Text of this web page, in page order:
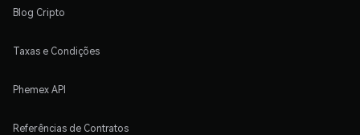
Blog Cripto
Taxas e Condições
Phemex API
Referências de Contratos